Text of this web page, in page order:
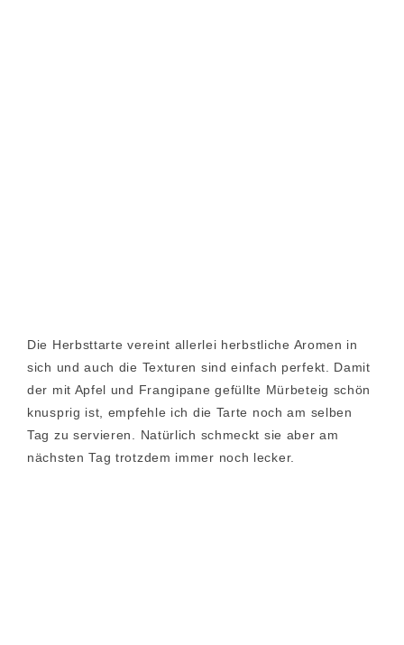
Die Herbsttarte vereint allerlei herbstliche Aromen in
sich und auch die Texturen sind einfach perfekt. Damit
der mit Apfel und Frangipane gefüllte Mürbeteig schön
knusprig ist, empfehle ich die Tarte noch am selben
Tag zu servieren. Natürlich schmeckt sie aber am
nächsten Tag trotzdem immer noch lecker.